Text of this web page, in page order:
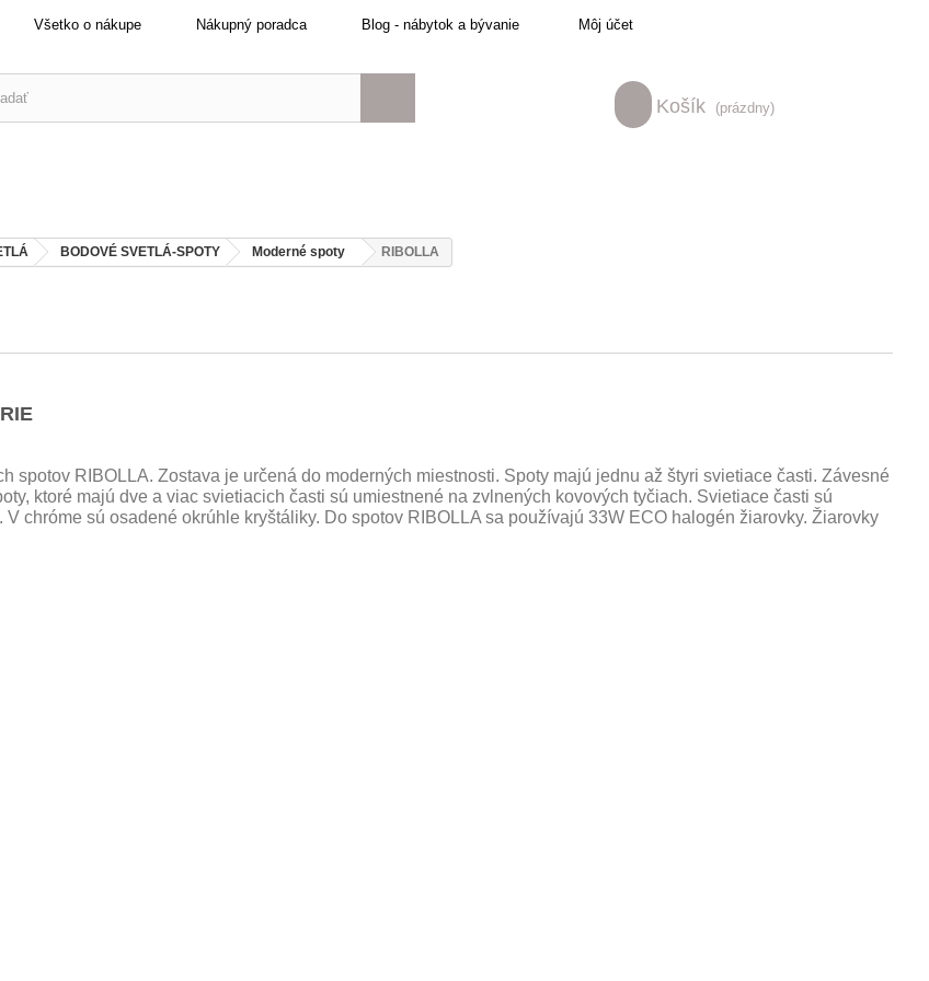
Všetko o nákupe Nákupný poradca Blog - nábytok a bývanie Môj účet
Košík (prázdny)
BODOVÉ SVETLÁ-SPOTY Moderné spoty RIBOLLA
spotov RIBOLLA. Zostava je určená do moderných miestnosti. Spoty majú jednu až štyri svietiace časti. Závesné
ktoré majú dve a viac svietiacich časti sú umiestnené na zvlnených kovových tyčiach. Svietiace časti sú
V chróme sú osadené okrúhle kryštáliky. Do spotov RIBOLLA sa používajú 33W ECO halogén žiarovky. Žiarovky